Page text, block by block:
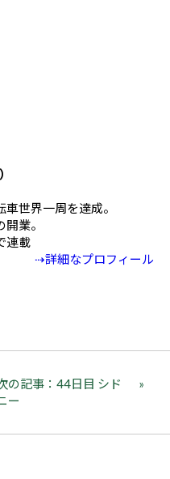
世界一周を達成。
業。
連載
⇢詳細なプロフィール
の記事：44日目 シド
ー